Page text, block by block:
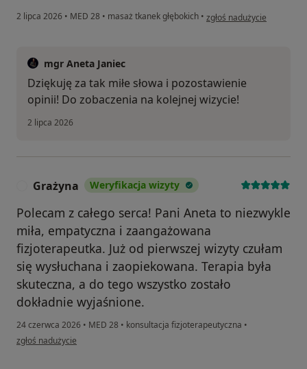
2 lipca 2026 • MED 28 • masaż tkanek głębokich • w opinii użytkownika WK
zgłoś nadużycie
mgr Aneta Janiec
Dziękuję za tak miłe słowa i pozostawienie
opinii! Do zobaczenia na kolejnej wizycie!
2 lipca 2026
Grażyna Weryfikacja wizyty
Polecam z całego serca! Pani Aneta to niezwykle
miła, empatyczna i zaangażowana
fizjoterapeutka. Już od pierwszej wizyty czułam
się wysłuchana i zaopiekowana. Terapia była
skuteczna, a do tego wszystko zostało
dokładnie wyjaśnione.
24 czerwca 2026 • MED 28 • konsultacja fizjoterapeutyczna •
w opinii użytkownika Grażyna
zgłoś nadużycie